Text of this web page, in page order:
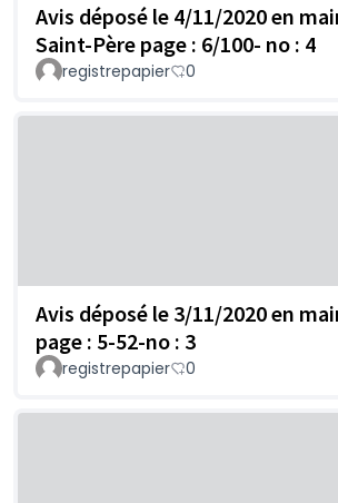
Avis déposé le 4/11/2020 en
Saint-Père page : 6/100- no : 4
registrepapier 0
Avis déposé le 3/11/2020 en
page : 5-52-no : 3
registrepapier 0